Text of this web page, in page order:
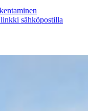
sähköpostilla